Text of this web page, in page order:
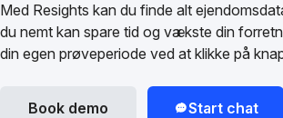
Med Resights kan du finde alt
du nemt kan spare tid og vækste din
din egen prøveperiode ved at klikke på
Book demo Start chat